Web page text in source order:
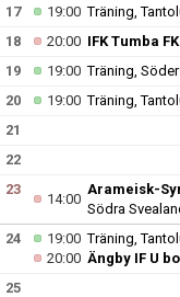
17 19:00Träning,
18
20:00 IFK Tumba
19
19:00Träning,
20
19:00Träning,
21
22
23
14:00
Arameisk-
Södra
24 19:00Träning,
20:00 Ängby IF U
25